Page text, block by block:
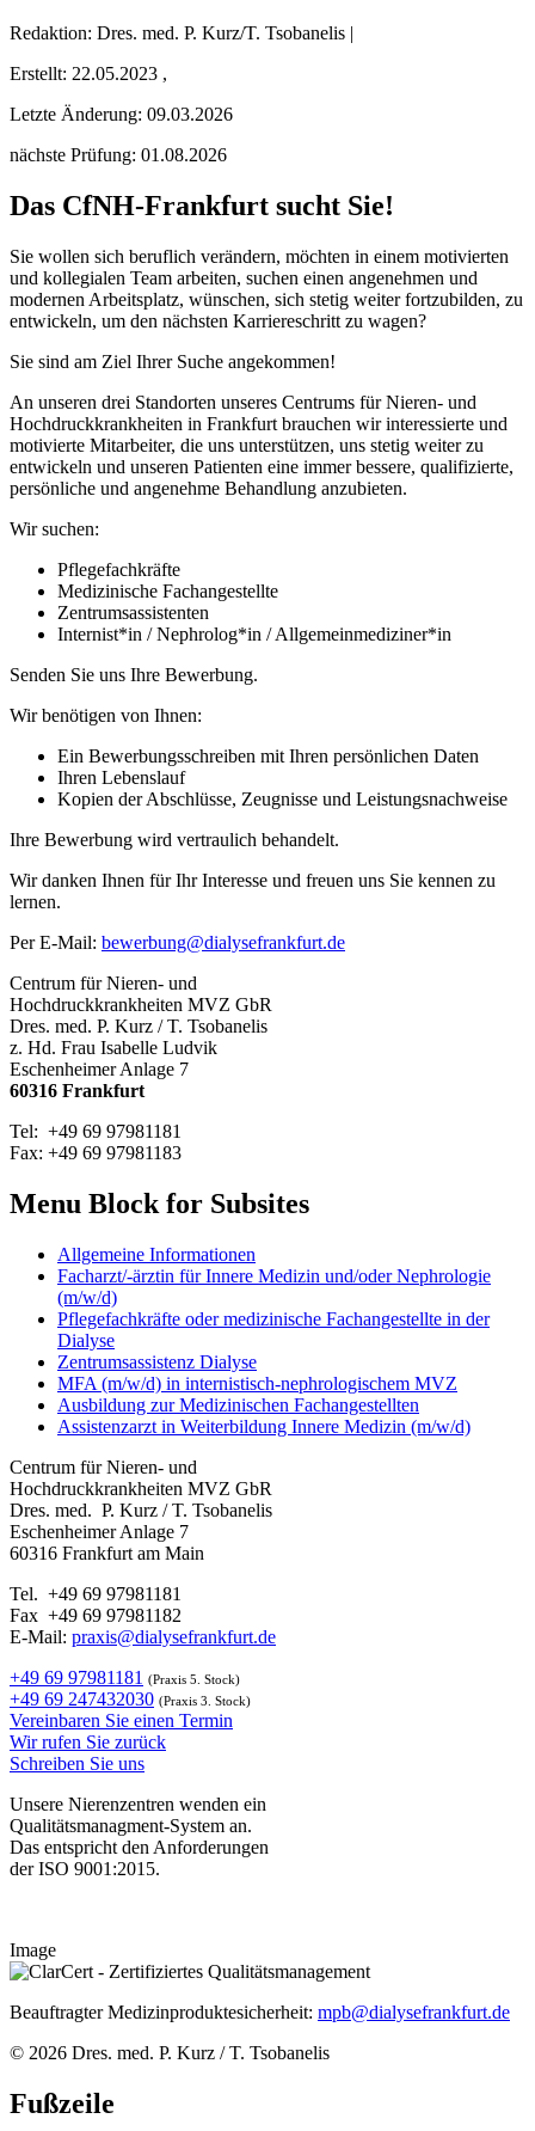
Redaktion: Dres. med. P. Kurz/T. Tsobanelis |
Erstellt: 22.05.2023 ,
Letzte Änderung: 09.03.2026
nächste Prüfung: 01.08.2026
Das CfNH-Frankfurt sucht Sie!
Sie wollen sich beruflich verändern, möchten in einem motivierten
und kollegialen Team arbeiten, suchen einen angenehmen und
modernen Arbeitsplatz, wünschen, sich stetig weiter fortzubilden, zu
entwickeln, um den nächsten Karriereschritt zu wagen?
Sie sind am Ziel Ihrer Suche angekommen!
An unseren drei Standorten unseres Centrums für Nieren- und
Hochdruckkrankheiten in Frankfurt brauchen wir interessierte und
motivierte Mitarbeiter, die uns unterstützen, uns stetig weiter zu
entwickeln und unseren Patienten eine immer bessere, qualifizierte,
persönliche und angenehme Behandlung anzubieten.
Wir suchen:
Pflegefachkräfte
Medizinische Fachangestellte
Zentrumsassistenten
Internist*in / Nephrolog*in / Allgemeinmediziner*in
Senden Sie uns Ihre Bewerbung.
Wir benötigen von Ihnen:
Ein Bewerbungsschreiben mit Ihren persönlichen Daten
Ihren Lebenslauf
Kopien der Abschlüsse, Zeugnisse und Leistungsnachweise
Ihre Bewerbung wird vertraulich behandelt.
Wir danken Ihnen für Ihr Interesse und freuen uns Sie kennen zu
lernen.
Per E-Mail: bewerbung@dialysefrankfurt.de
Centrum für Nieren- und
Hochdruckkrankheiten MVZ GbR
Dres. med. P. Kurz / T. Tsobanelis
z. Hd. Frau Isabelle Ludvik
Eschenheimer Anlage 7
60316 Frankfurt
Tel: +49 69 97981181
Fax: +49 69 97981183
Menu Block for Subsites
Allgemeine Informationen
Facharzt/-ärztin für Innere Medizin und/oder Nephrologie
(m/w/d)
Pflegefachkräfte oder medizinische Fachangestellte in der
Dialyse
Zentrumsassistenz Dialyse
MFA (m/w/d) in internistisch-nephrologischem MVZ
Ausbildung zur Medizinischen Fachangestellten
Assistenzarzt in Weiterbildung Innere Medizin (m/w/d)
Centrum für Nieren- und
Hochdruckkrankheiten MVZ GbR
Dres. med. P. Kurz / T. Tsobanelis
Eschenheimer Anlage 7
60316 Frankfurt am Main
Tel. +49 69 97981181
Fax +49 69 97981182
E-Mail: praxis@dialysefrankfurt.de
+49 69 97981181 (Praxis 5. Stock)
+49 69 247432030 (Praxis 3. Stock)
Vereinbaren Sie einen Termin
Wir rufen Sie zurück
Schreiben Sie uns
Unsere Nierenzentren wenden ein
Qualitätsmanagment-System an.
Das entspricht den Anforderungen
der ISO 9001:2015.
Image
Beauftragter Medizinproduktesicherheit: mpb@dialysefrankfurt.de
© 2026 Dres. med. P. Kurz / T. Tsobanelis
Fußzeile